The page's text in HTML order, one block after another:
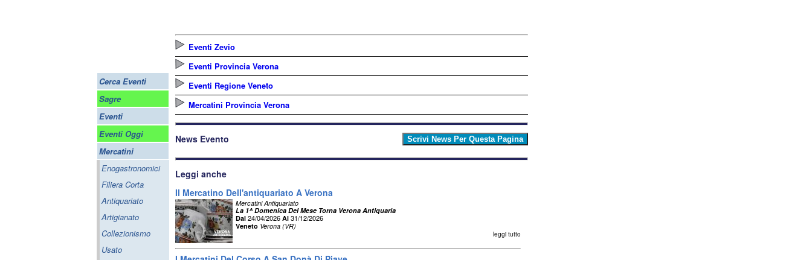
Cerca Eventi
Sagre
Eventi
Eventi Oggi
Mercatini
Enogastronomici
Filiera Corta
Antiquariato
Artigianato
Collezionismo
Usato
Eventi Zevio
Eventi Provincia Verona
Eventi Regione Veneto
Mercatini Provincia Verona
News Evento
Leggi anche
Il Mercatino Dell'antiquariato A Verona
Mercatini Antiquariato
La 1^ Domenica Del Mese Torna Verona Antiquaria
Dal 24/04/2026 Al 31/12/2026
Veneto Verona (VR)
leggi tutto